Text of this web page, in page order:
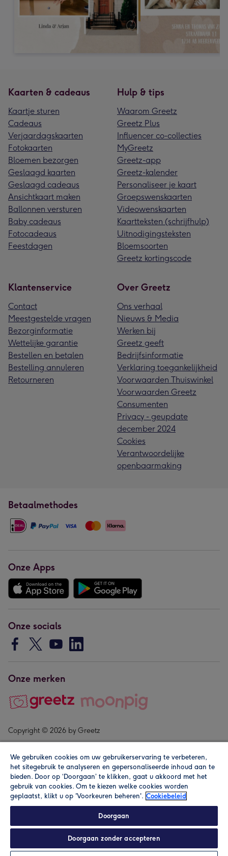
Personaliseren
Kaarten & cadeaus
Kaartje sturen
Cadeaus
Verjaardagskaarten
Fotokaarten
Bloemen bezorgen
Geslaagd kaarten
Geslaagd cadeaus
Ansichtkaart maken
Ballonnen versturen
Baby cadeaus
Fotocadeaus
Feestdagen
Hulp & tips
Waarom Greetz
Greetz Plus
Influencer co-collecties
MyGreetz
Greetz-app
Greetz-kalender
Personaliseer je kaart
Groepswenskaarten
Videowenskaarten
Kaartteksten (schrijfhulp)
Uitnodigingsteksten
Bloemsoorten
Greetz kortingscode
Klantenservice
Contact
Meestgestelde vragen
Bezorginformatie
Wettelijke garantie
Bestellen en betalen
Bestelling annuleren
Retourneren
Over Greetz
Ons verhaal
Nieuws & Media
Werken bij
Greetz geeft
Bedrijfsinformatie
Verklaring toegankelijkheid
Voorwaarden Thuiswinkel
Voorwaarden Greetz
Consumenten
Privacy - geupdate
december 2024
Cookies
Verantwoordelijke
openbaarmaking
Betaalmethodes
Onze Apps
Onze socials
Onze merken
Copyright © 2026 by Greetz
Alle prijzen zijn inclusief btw en andere heffingen. Lees de
We gebruiken cookies om uw gebruikerservaring te verbeteren,
het sitegebruik te analyseren en gepersonaliseerde inhoud aan te
bieden. Door op ‘Doorgaan’ te klikken, gaat u akkoord met het
gebruik van cookies. Om te kiezen welke cookies worden
geplaatst, klikt u op 'Voorkeuren beheren'. Cookiebeleid
Doorgaan
Doorgaan zonder accepteren